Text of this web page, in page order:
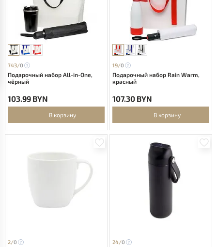
743/0
Подарочный набор All-in-One,
чёрный
103.99 BYN
В корзину
19/0
Подарочный набор Rain Warm,
красный
107.30 BYN
В корзину
2/0 24/0